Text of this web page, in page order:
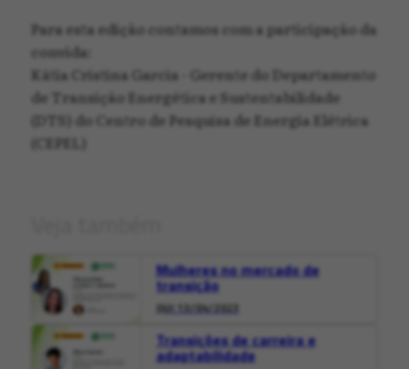
Para esta edição contamos com a participação da
convida:
Kátia Cristina Garcia - Gerente do Departamento
de Transição Energética e Sustentabilidade
(DTS) do Centro de Pesquisa de Energia Elétrica
(CEPEL)
Mulheres no mercado de
transição
QUI 13/04/2023
Transições de carreira e
adaptabilidade